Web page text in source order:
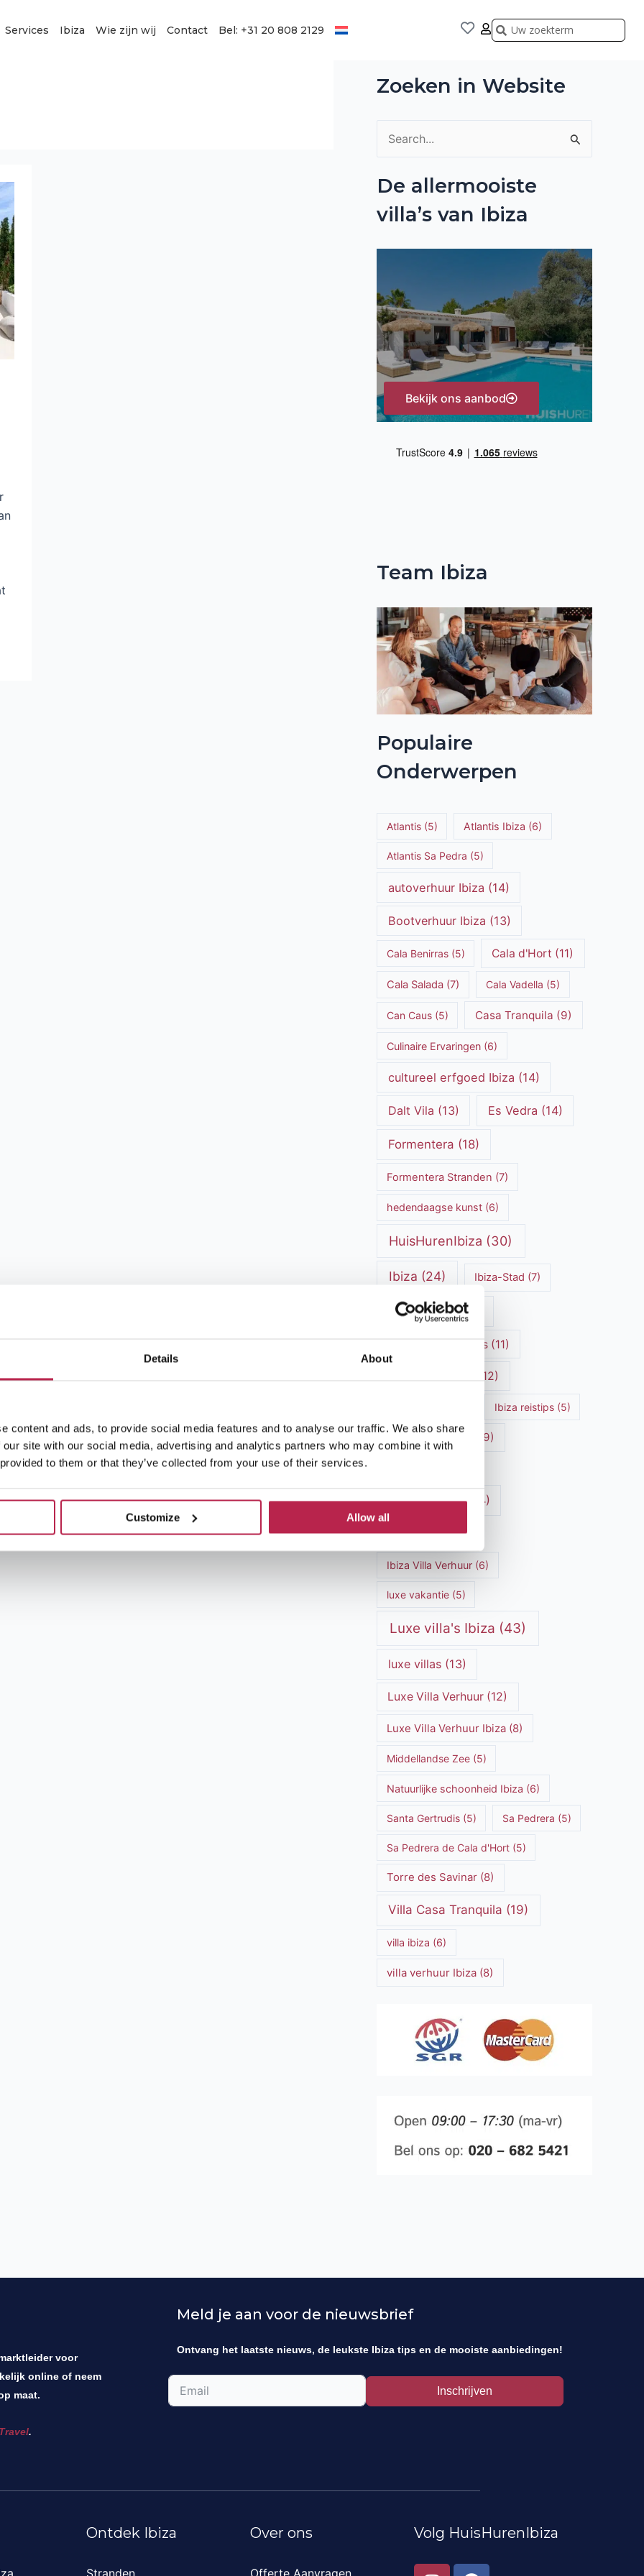
Details About
content and ads, to provide social media features and to analyse our traffic. We also share
site with our social media, advertising and analytics partners who may combine it with
to them or that they’ve collected from your use of their services.
Customize Allow all
Services Ibiza Wie zijn wij Contact Bel: +31 20 808 2129 Zoeken
Zoeken
Zoeken in Website
e
k
r
:
De allermooiste
villa’s van Ibiza
Bekijk ons aanbod
Team Ibiza
Populaire
Onderwerpen
Atlantis(5) Atlantis Ibiza (6)
Atlantis Sa Pedra (5)
autoverhuur Ibiza (14)
Bootverhuur Ibiza (13)
Cala Benirras(5) Cala d'Hort (11)
Cala Salada (7) Cala Vadella (5)
Can Caus(5) Casa Tranquila (9)
Culinaire Ervaringen(6)
cultureel erfgoed Ibiza (14)
Dalt Vila (13) Es Vedra (14)
Formentera (18)
Formentera Stranden (7)
hedendaagse kunst(6)
HuisHurenIbiza (30)
Ibiza (24) Ibiza-Stad (7)
Ibiza cultuur(15)
Ibiza Geschiedenis (11)
(12)
Ibiza reistips(5)
Ibiza restaurants (9)
ibiza vakantie(14)
ibiza villas(15)
Ibiza Villa Verhuur(6)
luxe vakantie(5)
Luxe villa's Ibiza (43)
luxe villas(13)
Luxe Villa Verhuur (12)
Luxe Villa Verhuur Ibiza (8)
Middellandse Zee(5)
Natuurlijke schoonheid Ibiza (6)
Santa Gertrudis(5) Sa Pedrera (5)
Sa Pedrera de Cala d'Hort(5)
Torre des Savinar (8)
Villa Casa Tranquila (19)
villa ibiza (6)
villa verhuur Ibiza (8)
voor
online of neem
maat.
.
Meld je aan voor de nieuwsbrief
Ontvang het laatste nieuws, de leukste Ibiza tips en de mooiste aanbiedingen!
Inschrijven
Ontdek Ibiza Over ons Volg HuisHurenIbiza